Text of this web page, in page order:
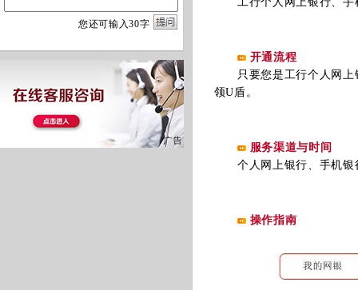
您还可输入30字
开通流程
只要您是工行个人网上银
领U盾。
服务渠道与时间
个人网上银行、手机银
操作指南